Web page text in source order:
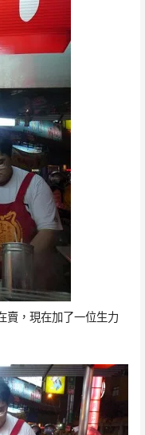
賣，現在加了一位生力